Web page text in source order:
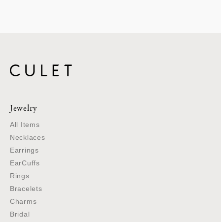
Jewelry
All Items
Necklaces
Earrings
EarCuffs
Rings
Bracelets
Charms
Bridal